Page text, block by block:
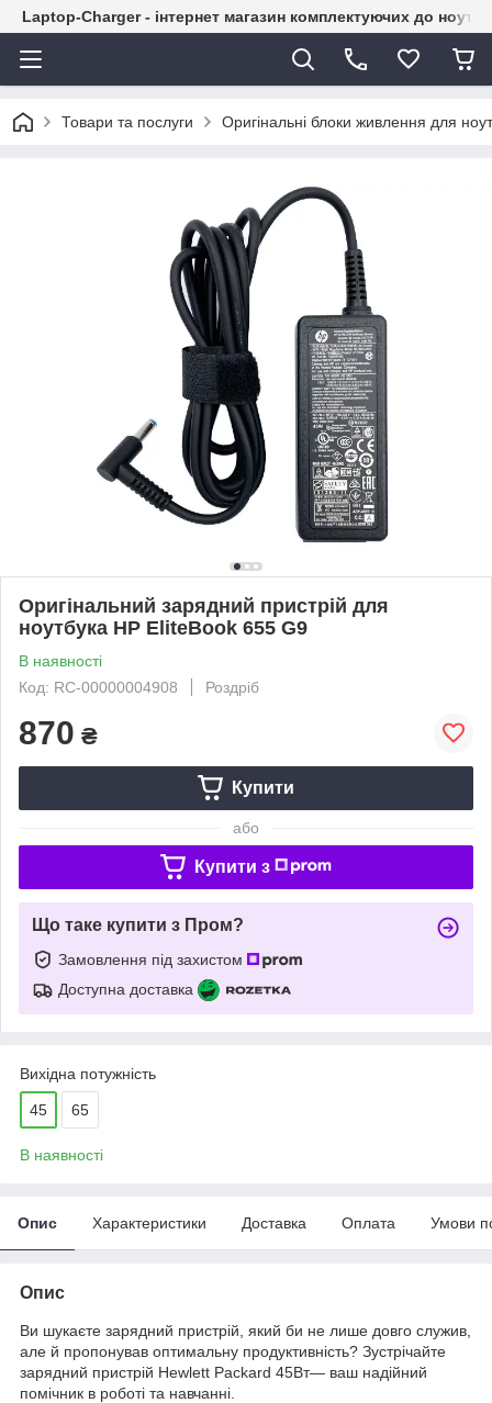
Laptop-Charger - інтернет магазин комплектуючих до
Товари та послуги Оригінальні блоки живлення для
Оригінальний зарядний пристрій для
ноутбука HP EliteBook 655 G9
В наявності
Код: RC-00000004908
Роздріб
870 ₴
Купити
або
Купити з
Що таке купити з Пром?
Замовлення під захистом
Доступна доставка
Вихідна потужність
45 65
В наявності
Опис Характеристики Доставка Оплата Умови
Опис
Ви шукаєте зарядний пристрій, який би не лише довго служив,
але й пропонував оптимальну продуктивність? Зустрічайте
зарядний пристрій Hewlett Packard 45Вт— ваш надійний
помічник в роботі та навчанні.